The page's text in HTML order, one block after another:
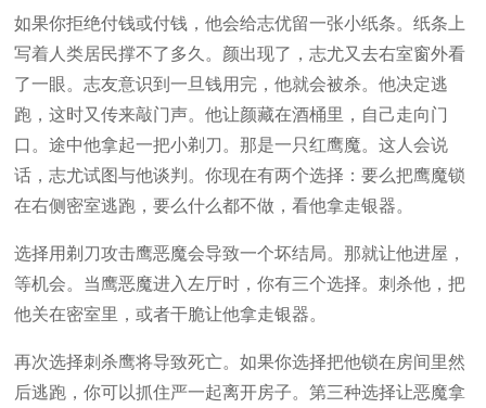
如果你拒绝付钱或付钱，他会给志优留一张小纸条。纸条上
写着人类居民撑不了多久。颜出现了，志尤又去右室窗外看
了一眼。志友意识到一旦钱用完，他就会被杀。他决定逃
跑，这时又传来敲门声。他让颜藏在酒桶里，自己走向门
口。途中他拿起一把小剃刀。那是一只红鹰魔。这人会说
话，志尤试图与他谈判。你现在有两个选择：要么把鹰魔锁
在右侧密室逃跑，要么什么都不做，看他拿走银器。
选择用剃刀攻击鹰恶魔会导致一个坏结局。那就让他进屋，
等机会。当鹰恶魔进入左厅时，你有三个选择。刺杀他，把
他关在密室里，或者干脆让他拿走银器。
再次选择刺杀鹰将导致死亡。如果你选择把他锁在房间里然
后逃跑，你可以抓住严一起离开房子。第三种选择让恶魔拿